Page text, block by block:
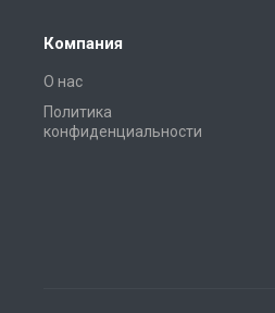
Компания
О нас
Политика
конфиденциальности